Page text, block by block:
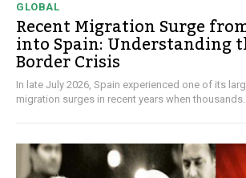
GLOBAL
Recent Migration Surge
into Spain: Understanding
Border Crisis
In late July 2026, Spain experienced one of its
migration surges in recent years when